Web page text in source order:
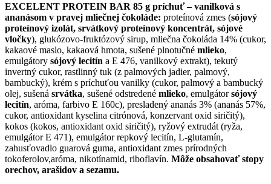
EXCELENT PROTEIN BAR 85 g príchuť – vanilková s
ananásom v pravej mliečnej čokoláde: proteínová zmes (sójový
proteínový izolát, srvátkový proteínový koncentrát, sójové
vločky), glukózovo-fruktózový sirup, mliečna čokoláda 14% (cukor,
kakaové maslo, kakaová hmota, sušené plnotučné mlieko,
emulgátory sójový lecitín a E 476, vanilkový extrakt), tekutý
invertný cukor, rastlinný tuk (z palmových jadier, palmový,
bambucký), krém s príchuťou vanilky (cukor, palmový a bambucký
olej, sušená srvátka, sušené odstredené mlieko, emulgátorsójový
lecitín, aróma, farbivo E 160c), presladený ananás 3% (ananás 57%,
cukor, antioxidant kyselina citrónová, konzervant oxid siričitý),
kokos (kokos, antioxidant oxid siričitý), ryžový extrudát (ryža,
emulgátor E 471), emulgátor repkový lecitín, L-glutamín,
zahusťovadlo guarová guma, antioxidant zmes prírodných
tokoferolov,aróma, nikotínamid, riboflavín. Môže obsahovať stopy
orechov, arašidov a sezamu.